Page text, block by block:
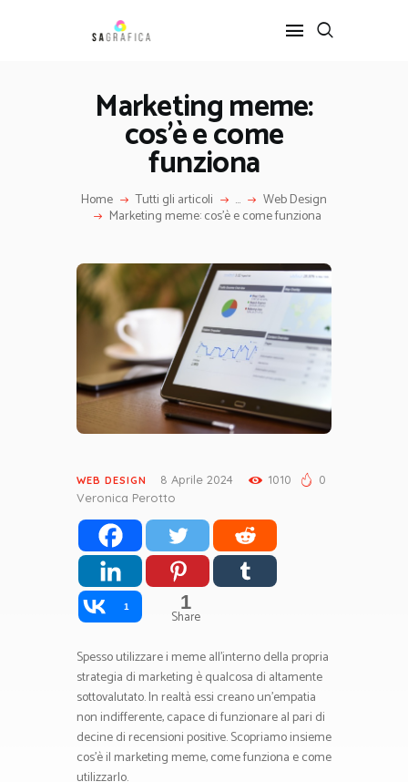
Marketing meme:
cos’è e come
funziona
Home Tutti gli articoli ... Web Design
Marketing meme: cos’è e come funziona
HOME
GRAFICA
INTERIOR DESIGN
CONTATTI
WEB DESIGN 8 Aprile 2024 1010
0
Veronica Perotto
1 1
Share
Spesso utilizzare i meme all’interno della propria
strategia di marketing è qualcosa di altamente
sottovalutato. In realtà essi creano un’empatia
non indifferente, capace di funzionare al pari di
decine di recensioni positive. Scopriamo insieme
cos’è il marketing meme, come funziona e come